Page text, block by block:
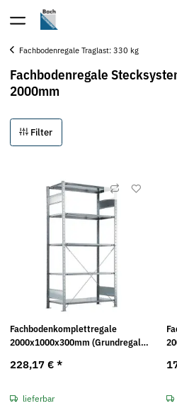
Fachbodenregale Traglast: 330 kg
Fachbodenregale
2000mm
Filter
Fachbodenkomplettregale
2000x1000x300mm (Grundregal)
228,17 € *
lieferbar